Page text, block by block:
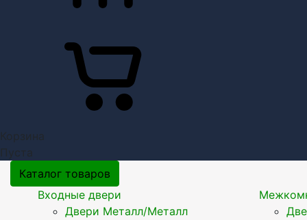
Корзина
Пуста
Каталог товаров
Входные двери
Двери Металл/Металл